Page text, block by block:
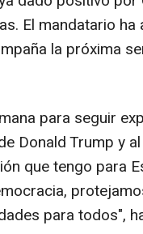
El mandatario ha
la próxima
para seguir
Donald Trump y
que tengo para
para todos",